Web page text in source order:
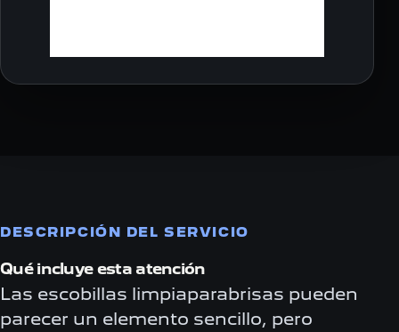
DESCRIPCIÓN DEL SERVICIO
Qué incluye esta atención
Las escobillas limpiaparabrisas pueden
parecer un elemento sencillo, pero